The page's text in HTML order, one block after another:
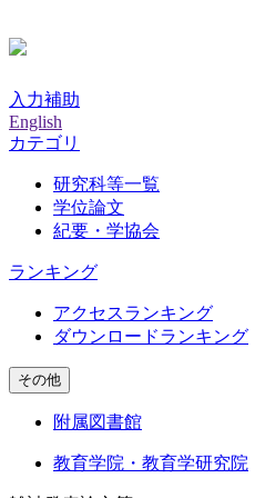
入力補助
English
カテゴリ
研究科等一覧
学位論文
紀要・学協会
ランキング
アクセスランキング
ダウンロードランキング
その他
附属図書館
教育学院・教育学研究院